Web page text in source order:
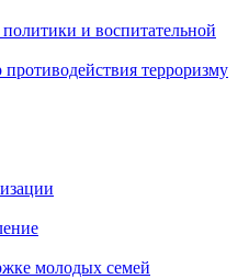
и воспитательной
терроризму
молодых семей